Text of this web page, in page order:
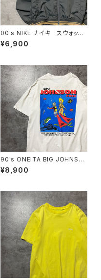
00's NIKE ナイキ スウォッシ
ュ 刺繍ワンポイント ラインリ
ブ グレー 薄手 ナイロンジ
¥6,900
90's ONEITA BIG JOHNSO
N FINS ダイビング バックプリ
ント スラング シングルステッ
¥8,900